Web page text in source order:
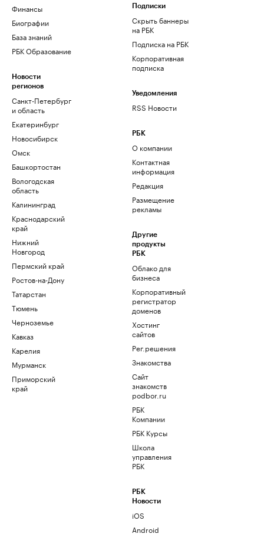
Финансы
Биографии
База знаний
РБК Образование
Новости
регионов
Санкт-Петербург
и область
Екатеринбург
Новосибирск
Омск
Башкортостан
Вологодская
область
Калининград
Краснодарский
край
Нижний
Новгород
Пермский край
Ростов-на-Дону
Татарстан
Тюмень
Черноземье
Кавказ
Карелия
Мурманск
Приморский
край
Подписки
Скрыть баннеры
на РБК
Подписка на РБК
Корпоративная
подписка
Уведомления
RSS Новости
РБК
О компании
Контактная
информация
Редакция
Размещение
рекламы
Другие
продукты
РБК
Облако для
бизнеса
Корпоративный
регистратор
доменов
Хостинг
сайтов
Рег.решения
Знакомства
Сайт
знакомств
podbor.ru
РБК
Компании
РБК Курсы
Школа
управления
РБК
РБК
Новости
iOS
Android